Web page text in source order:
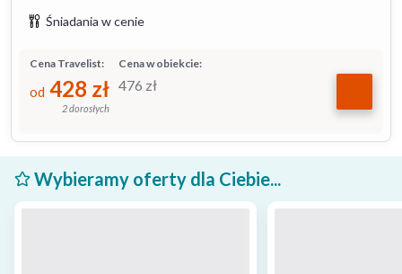
Śniadania w cenie
Cena w obiekcie:
476 zł
Cena Travelist:
od 428 zł
2 dorosłych
Wybieramy oferty dla Ciebie...